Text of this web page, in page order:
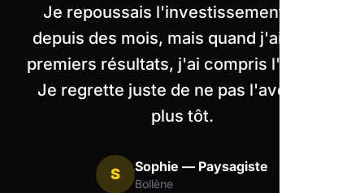
Je repoussais l'investissement web
depuis des mois, mais quand j'ai vu les
premiers résultats, j'ai compris l'impact.
Je regrette juste de ne pas l'avoir fait
plus tôt.
S Sophie — Paysagiste
Bollène